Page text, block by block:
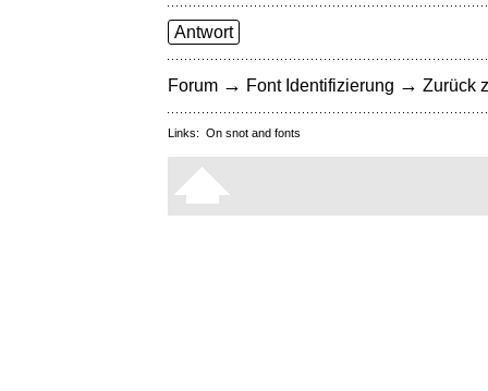
Antwort
Forum → Font Identifizierung → Zurück
Links: On snot and fonts